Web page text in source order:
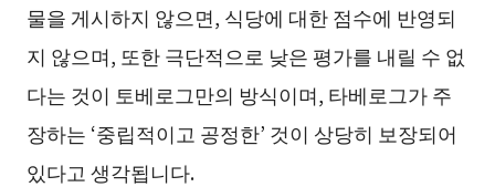
물을 게시하지 않으면, 식당에 대한 점수에 반영되
지 않으며, 또한 극단적으로 낮은 평가를 내릴 수 없
다는 것이 토베로그만의 방식이며, 타베로그가 주
장하는 ‘중립적이고 공정한’ 것이 상당히 보장되어
있다고 생각됩니다.